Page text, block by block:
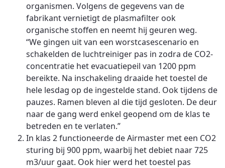
organismen. Volgens de gegevens van de
fabrikant vernietigt de plasmafilter ook
organische stoffen en neemt hij geuren weg.
“We gingen uit van een worstcasescenario en
schakelden de luchtreiniger pas in zodra de CO2-
concentratie het evacuatiepeil van 1200 ppm
bereikte. Na inschakeling draaide het toestel de
hele lesdag op de ingestelde stand. Ook tijdens de
pauzes. Ramen bleven al die tijd gesloten. De deur
naar de gang werd enkel geopend om de klas te
betreden en te verlaten.”
In klas 2 functioneerde de Airmaster met een CO2
sturing bij 900 ppm, waarbij het debiet naar 725
m3/uur gaat. Ook hier werd het toestel pas